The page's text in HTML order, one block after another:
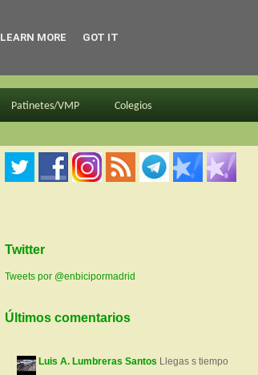
Patinetes/VMP Colegios
Twitter
Tweets por @enbicipormadrid
Últimos comentarios
Luis A. Lumbreras Santos Llegas s tiempo
LEARN MORE GOT IT